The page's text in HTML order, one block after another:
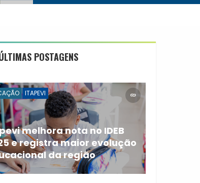
POSTAGENS
ITAPEVI
melhora nota no IDEB
e registra maior evolução
da região
municipal de ensino